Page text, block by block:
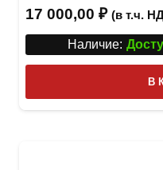
17 000,00 ₽ (в т.ч.
Наличие:
В